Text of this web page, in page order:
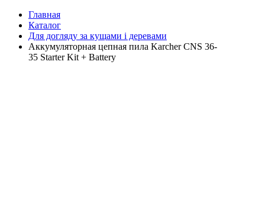
Главная
Каталог
Для догляду за кущами і деревами
Аккумуляторная цепная пила Karcher CNS 36-
35 Starter Kit + Battery